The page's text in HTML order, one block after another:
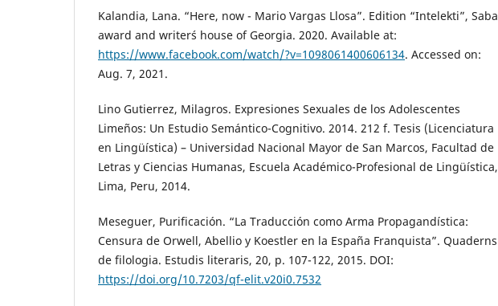
Kalandia, Lana. “Here, now - Mario Vargas Llosa”. Edition “Intelekti”, Saba
award and writer´s house of Georgia. 2020. Available at:
https://www.facebook.com/watch/?v=1098061400606134. Accessed on:
Aug. 7, 2021.
Lino Gutierrez, Milagros. Expresiones Sexuales de los Adolescentes
Limeños: Un Estudio Semántico-Cognitivo. 2014. 212 f. Tesis (Licenciatura
en Lingüística) – Universidad Nacional Mayor de San Marcos, Facultad de
Letras y Ciencias Humanas, Escuela Académico-Profesional de Lingüística,
Lima, Peru, 2014.
Meseguer, Purificación. “La Traducción como Arma Propagandística:
Censura de Orwell, Abellio y Koestler en la España Franquista”. Quaderns
de filologia. Estudis literaris, 20, p. 107-122, 2015. DOI:
https://doi.org/10.7203/qf-elit.v20i0.7532